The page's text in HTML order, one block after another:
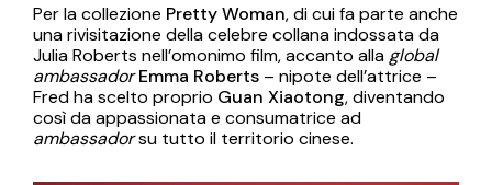
Per la collezione Pretty Woman, di cui fa parte anche
una rivisitazione della celebre collana indossata da
Julia Roberts nell’omonimo film, accanto alla global
ambassadorEmma Roberts – nipote dell’attrice –
Fred ha scelto proprio Guan Xiaotong, diventando
così da appassionata e consumatrice ad
ambassadorsu tutto il territorio cinese.